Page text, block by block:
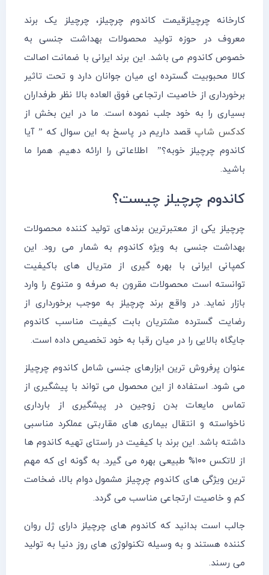
کارخانه چرچیلزقیمت کاندوم چرچیلز، چرچیلز یک برند
معروف در حوزه تولید محصولات بهداشت جنسی به
خصوص کاندوم می باشد. این برند ایرانی با ضمانت اصالت
کالا محبوبیت گسترده ای میان جوانان دارد و تحت تاثیر
برخورداری از خاصیت ارتجاعی فوق العاده بالا نظر طرفداران
بسیاری را به خود جلب نموده است. ما در این بخش از
کدکس شاپقصد داریم در پاسخ به این سوال که ” آیا
کاندوم چرچیلز خوبه؟” اطلاعاتی را ارائه دهیم. همرا ما
باشید.
کاندوم چرچیلز چیست؟
چرچیلز یکی از معتبرترین برندهای تولید کننده محصولات
بهداشت جنسی به ویژه کاندوم به شمار می رود. این
کمپانی ایرانی با بهره گیری از متریال های باکیفیت
توانسته است محصولات مقرون به صرفه و متنوع را وارد
بازار نماید. در واقع برند چرچیلز به موجب برخورداری از
رضایت گسترده مشتریان بابت کیفیت مناسب کاندوم
جایگاه بالایی را در میان رقبا به خود تخصیص داده است.
عنوان پرفروش ترین ابزارهای جنسی شامل کاندوم چرچیلز
می شود. استفاده از این محصول می تواند با پیشگیری از
تماس مایعات بدن زوجین در پیشگیری از بارداری
ناخواسته و انتقال بیماری های مقاربتی عملکرد مناسبی
داشته باشد. این برند با کیفیت در راستای تهیه کاندوم ها
از لاتکس ۱۰۰% طبیعی بهره می گیرد. به گونه ای که مهم
ترین ویژگی های کاندوم چرچیلز مشمول دوام بالا، ضخامت
کم و خاصیت ارتجاعی مناسب می گردد.
جالب است بدانید که کاندوم های چرچیلز دارای ژل روان
کننده هستند و به وسیله تکنولوژی های روز دنیا به تولید
می رسند.